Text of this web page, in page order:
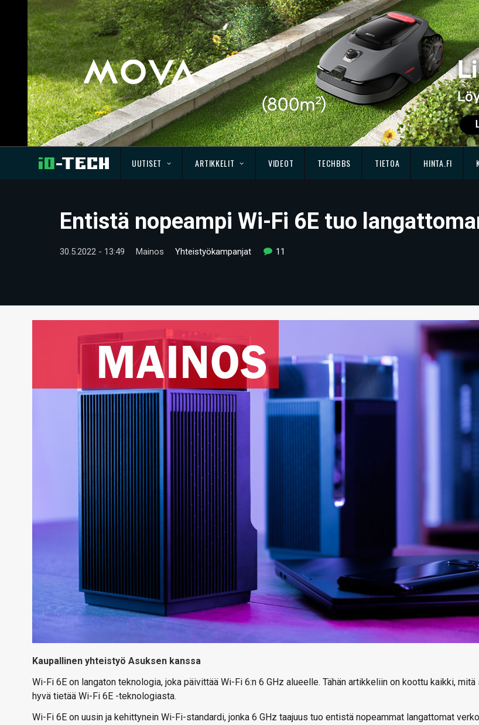
UUTISET ARTIKKELIT VIDEOT TECHBBS TIETOA HINTA.FI
Entistä nopeampi Wi-Fi 6E tuo
30.5.2022 - 13:49 Mainos Yhteistyökampanjat 11
Kaupallinen yhteistyö Asuksen kanssa
Wi-Fi 6E on langaton teknologia, joka päivittää Wi-Fi 6:n 6 GHz alueelle. Tähän artikkeliin on koottu kaikki, mitä
hyvä tietää Wi-Fi 6E -teknologiasta.
Wi-Fi 6E on uusin ja kehittynein Wi-Fi-standardi, jonka 6 GHz taajuus tuo entistä nopeammat langattomat